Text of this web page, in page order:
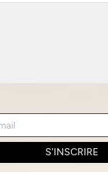
S'INSCRIRE